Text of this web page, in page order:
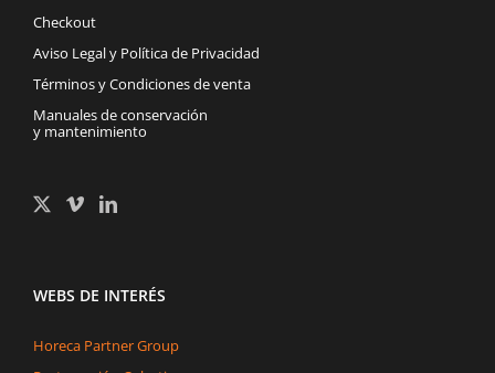
Checkout
Aviso Legal y Política de Privacidad
Términos y Condiciones de venta
Manuales de conservación
y mantenimiento
WEBS DE INTERÉS
Horeca Partner Group